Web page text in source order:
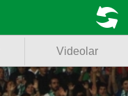
Videolar